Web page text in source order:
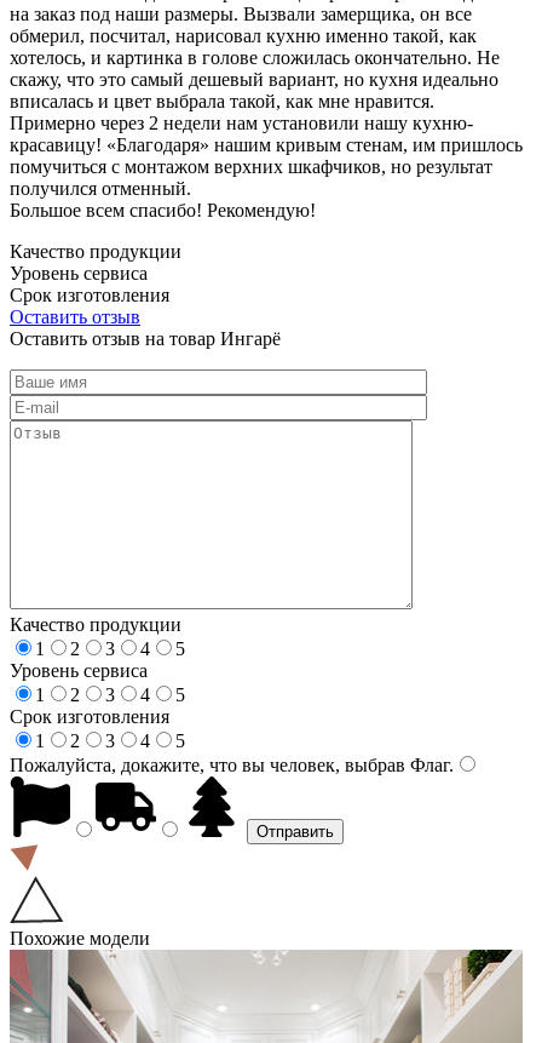
на заказ под наши размеры. Вызвали замерщика, он все
обмерил, посчитал, нарисовал кухню именно такой, как
хотелось, и картинка в голове сложилась окончательно. Не
скажу, что это самый дешевый вариант, но кухня идеально
вписалась и цвет выбрала такой, как мне нравится.
Примерно через 2 недели нам установили нашу кухню-
красавицу! «Благодаря» нашим кривым стенам, им пришлось
помучиться с монтажом верхних шкафчиков, но результат
получился отменный.
Большое всем спасибо! Рекомендую!
Качество продукции
Уровень сервиса
Срок изготовления
Оставить отзыв
Оставить отзыв на товар Ингарё
Качество продукции
1
2 3 4
5
Уровень сервиса
1
2 3 4
5
Срок изготовления
1
2 3 4
5
Пожалуйста, докажите, что вы человек, выбрав Флаг.
Похожие модели